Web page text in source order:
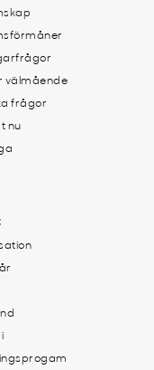
välmående
frågor
nu